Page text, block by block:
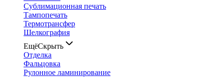
Сублимационная печать
Тампопечать
Термотрансфер
Шелкография
ЕщёСкрыть
Отделка
Фальцовка
Рулонное ламинирование